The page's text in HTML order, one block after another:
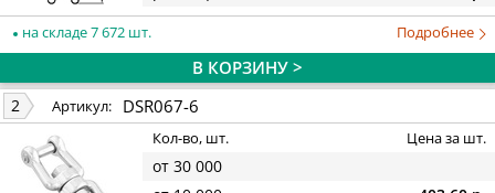
на складе 7 672 шт. Подробнее
В КОРЗИНУ >
2 Артикул: DSR067-6
Кол-во, шт. Цена за шт.
от 30 000